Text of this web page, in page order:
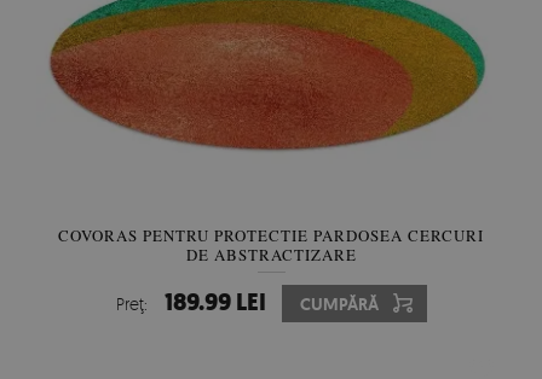
COVORAS PENTRU PROTECTIE PARDOSEA CERCURI
DE ABSTRACTIZARE
Preţ: 189.99 LEI CUMPĂRĂ